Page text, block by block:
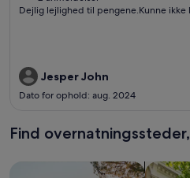
(2
anmeldelser)
Dejlig lejlighed til pengene.Kunne
Jesper John
Dato for ophold: aug. 2024
Find
Søg efter huse Søg